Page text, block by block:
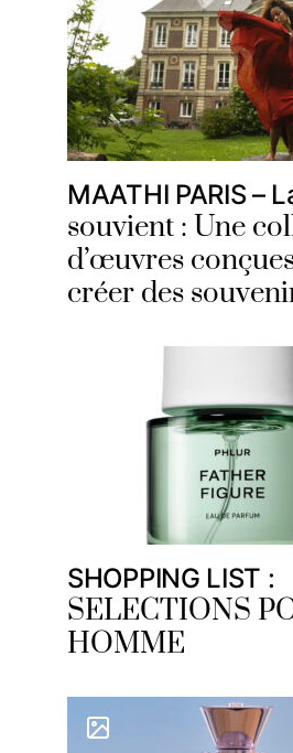
MAATHI PARIS –
souvient : Une
d’œuvres
créer des
SHOPPING LIST :
SELECTIONS
HOMME